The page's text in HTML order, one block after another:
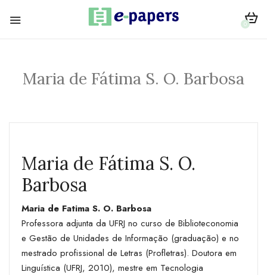
0
Maria de Fátima S. O. Barbosa
Maria de Fátima S. O.
Barbosa
Maria de Fatima S. O. Barbosa
Professora adjunta da UFRJ no curso de Biblioteconomia
e Gestão de Unidades de Informação (graduação) e no
mestrado profissional de Letras (Profletras). Doutora em
Linguística (UFRJ, 2010), mestre em Tecnologia